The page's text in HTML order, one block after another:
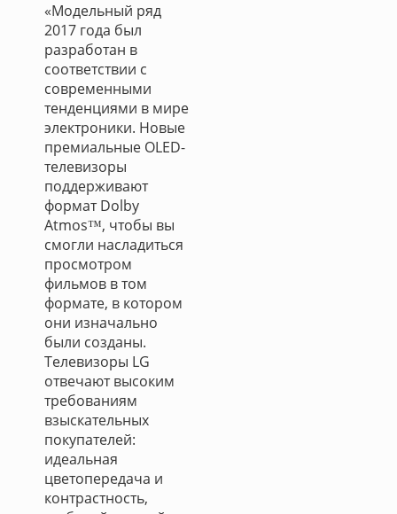
«Модельный ряд
2017 года был
разработан в
соответствии с
современными
тенденциями в мире
электроники. Новые
премиальные OLED-
телевизоры
поддерживают
формат Dolby
Atmos™, чтобы вы
смогли насладиться
просмотром
фильмов в том
формате, в котором
они изначально
были созданы.
Телевизоры LG
отвечают высоким
требованиям
взыскательных
покупателей:
идеальная
цветопередача и
контрастность,